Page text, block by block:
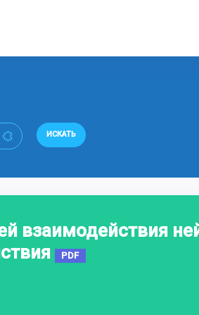
ИСКАТЬ
взаимодействия
PDF